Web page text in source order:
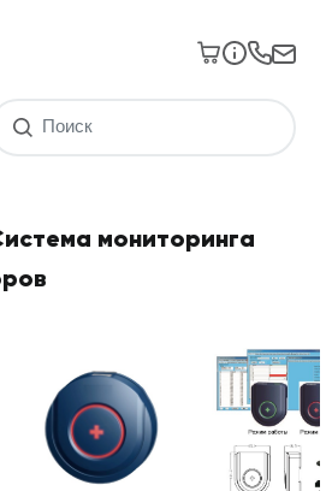
мониторинга